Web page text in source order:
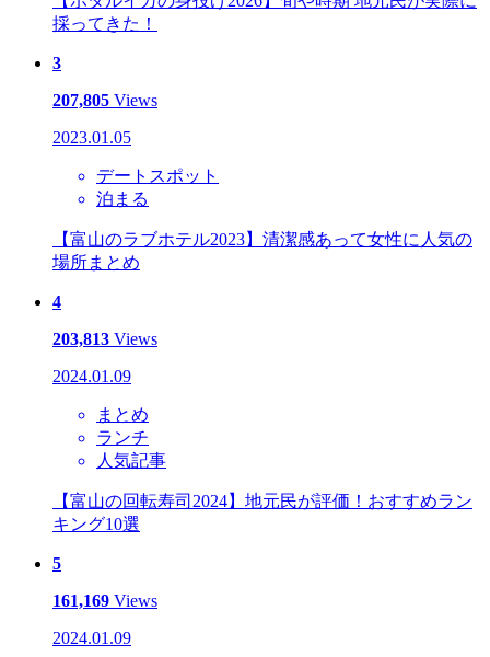
採ってきた！
3
207,805 Views
2023.01.05
デートスポット
泊まる
【富山のラブホテル2023】清潔感あって女性に人気の
場所まとめ
4
203,813 Views
2024.01.09
まとめ
ランチ
人気記事
【富山の回転寿司2024】地元民が評価！おすすめラン
キング10選
5
161,169 Views
2024.01.09